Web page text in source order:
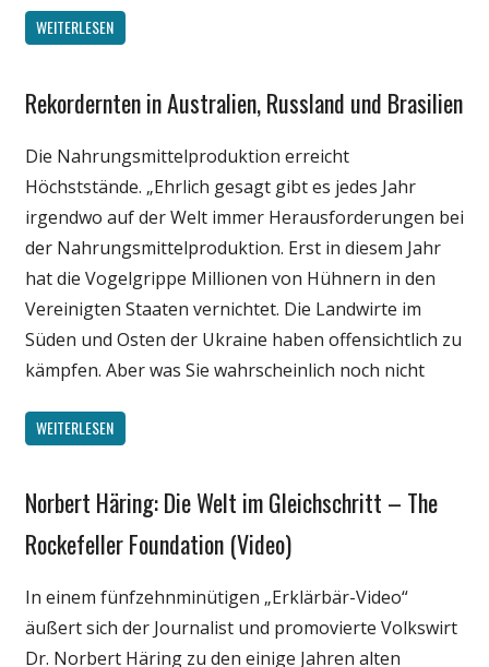
WEITERLESEN
Gesellschaft
Politik
Wirtschaft
Wissenschaft
Rekordernten in Australien, Russland und Brasilien
Die Nahrungsmittelproduktion erreicht
Höchststände. „Ehrlich gesagt gibt es jedes Jahr
irgendwo auf der Welt immer Herausforderungen bei
der Nahrungsmittelproduktion. Erst in diesem Jahr
hat die Vogelgrippe Millionen von Hühnern in den
Vereinigten Staaten vernichtet. Die Landwirte im
Süden und Osten der Ukraine haben offensichtlich zu
kämpfen. Aber was Sie wahrscheinlich noch nicht
WEITERLESEN
Gesellschaft
Medien
Wirtschaft
Wissenschaft
Norbert Häring: Die Welt im Gleichschritt – The
Rockefeller Foundation (Video)
In einem fünfzehnminütigen „Erklärbär-Video“
äußert sich der Journalist und promovierte Volkswirt
Dr. Norbert Häring zu den einige Jahren alten